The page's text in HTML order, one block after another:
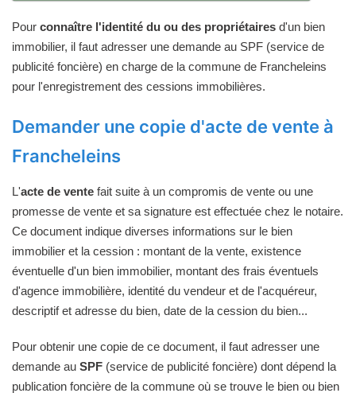
Pour connaître l'identité du ou des propriétaires d'un bien
immobilier, il faut adresser une demande au SPF (service de
publicité foncière) en charge de la commune de Francheleins
pour l'enregistrement des cessions immobilières.
Demander une copie d'acte de vente à
Francheleins
L'acte de vente fait suite à un compromis de vente ou une
promesse de vente et sa signature est effectuée chez le notaire.
Ce document indique diverses informations sur le bien
immobilier et la cession : montant de la vente, existence
éventuelle d'un bien immobilier, montant des frais éventuels
d'agence immobilière, identité du vendeur et de l'acquéreur,
descriptif et adresse du bien, date de la cession du bien...
Pour obtenir une copie de ce document, il faut adresser une
demande au SPF (service de publicité foncière) dont dépend la
publication foncière de la commune où se trouve le bien ou bien